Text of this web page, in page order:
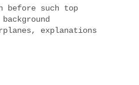
such top
explanations